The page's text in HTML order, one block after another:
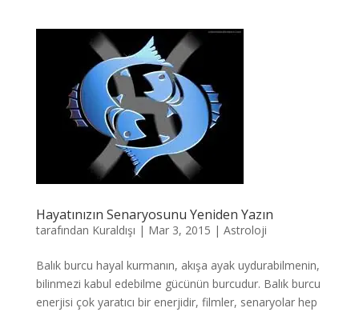
Hayatınızın Senaryosunu Yeniden Yazın
tarafından Kuraldışı | Mar 3, 2015 | Astroloji
Balık burcu hayal kurmanın, akışa ayak uydurabilmenin,
bilinmezi kabul edebilme gücünün burcudur. Balık burcu
enerjisi çok yaratıcı bir enerjidir, filmler, senaryolar hep